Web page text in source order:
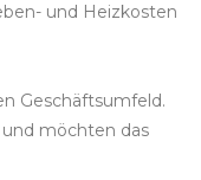
und Heizkosten
Geschäftsumfeld.
möchten das